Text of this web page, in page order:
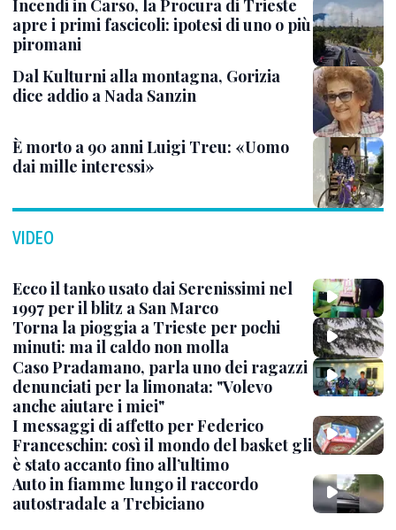
Incendi in Carso, la Procura di Trieste
apre i primi fascicoli: ipotesi di uno o più
piromani
Dal Kulturni alla montagna, Gorizia
dice addio a Nada Sanzin
È morto a 90 anni Luigi Treu: «Uomo
dai mille interessi»
VIDEO
Ecco il tanko usato dai Serenissimi nel
1997 per il blitz a San Marco
Torna la pioggia a Trieste per pochi
minuti: ma il caldo non molla
Caso Pradamano, parla uno dei ragazzi
denunciati per la limonata: "Volevo
anche aiutare i miei"
I messaggi di affetto per Federico
Franceschin: così il mondo del basket gli
è stato accanto fino all’ultimo
Auto in fiamme lungo il raccordo
autostradale a Trebiciano